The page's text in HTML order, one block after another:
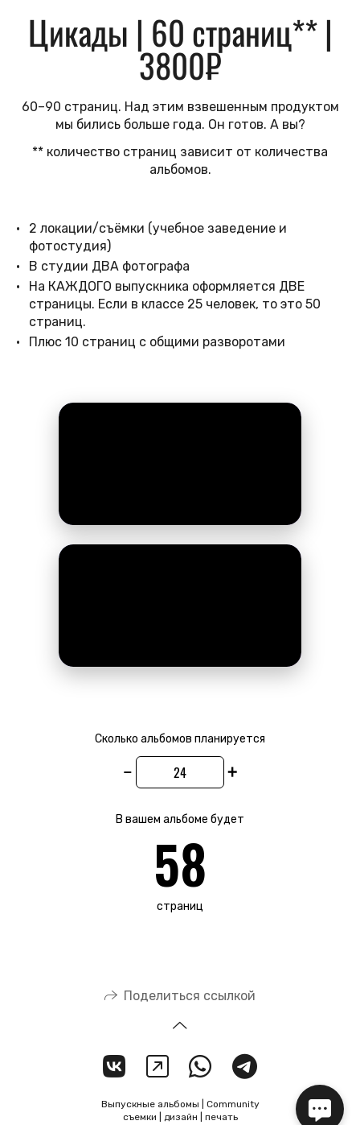
Цикады | 60 страниц** |
3800₽
60–90 страниц. Над этим взвешенным продуктом
мы бились больше года. Он готов. А вы?
** количество страниц зависит от количества
альбомов.
2 локации/съёмки (учебное заведение и
фотостудия)
В студии ДВА фотографа
На КАЖДОГО выпускника оформляется ДВЕ
страницы. Если в классе 25 человек, то это 50
страниц.
Плюс 10 страниц с общими разворотами
Сколько альбомов планируется
− +
В вашем альбоме будет
58
страниц
Поделиться ссылкой
Выпускные альбомы | Community
съемки | дизайн | печать